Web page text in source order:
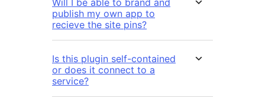
Will I be able to brand and
publish my own app to
recieve the site pins?
Is this plugin self-contained
or does it connect to a
service?